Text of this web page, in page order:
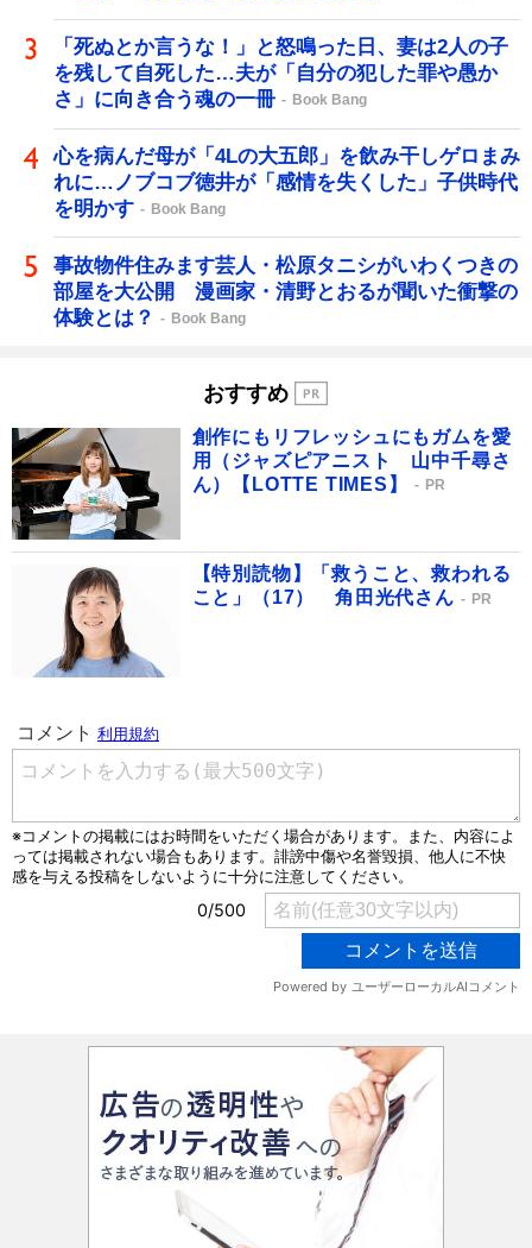
「死ぬとか言うな！」と怒鳴った日、妻は2人の子
を残して自死した…夫が「自分の犯した罪や愚か
さ」に向き合う魂の一冊
Book Bang
心を病んだ母が「4Lの大五郎」を飲み干しゲロまみ
れに…ノブコブ徳井が「感情を失くした」子供時代
を明かす
Book Bang
事故物件住みます芸人・松原タニシがいわくつきの
部屋を大公開 漫画家・清野とおるが聞いた衝撃の
体験とは？
Book Bang
おすすめ
創作にもリフレッシュにもガムを愛
用（ジャズピアニスト 山中千尋さ
ん）【LOTTE TIMES】
PR
【特別読物】「救うこと、救われる
こと」（17） 角田光代さん
PR